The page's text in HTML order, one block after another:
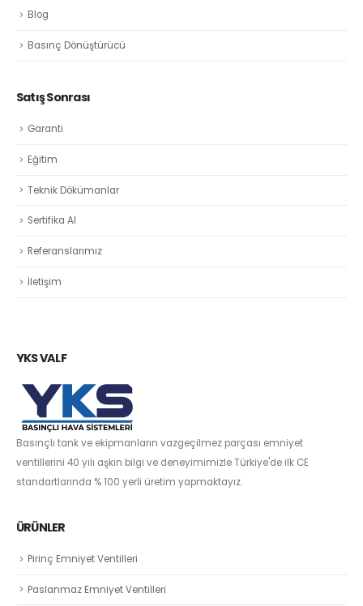
Blog
Basınç Dönüştürücü
Satış Sonrası
Garanti
Eğitim
Teknik Dökümanlar
Sertifika Al
Referanslarımız
İletişim
YKS VALF
Basınçlı tank ve ekipmanların vazgeçilmez parçası emniyet
ventillerini 40 yılı aşkın bilgi ve deneyimimizle Türkiye'de ilk CE
standartlarında % 100 yerli üretim yapmaktayız.
ÜRÜNLER
Pirinç Emniyet Ventilleri
Paslanmaz Emniyet Ventilleri